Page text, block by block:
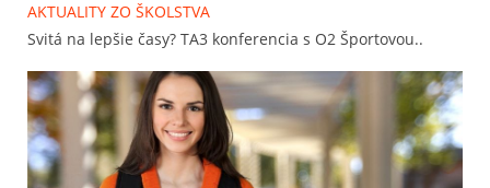
AKTUALITY ZO ŠKOLSTVA
Svitá na lepšie časy? TA3 konferencia s O2 Športovou..